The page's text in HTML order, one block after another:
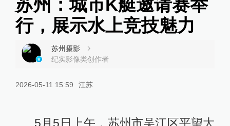
苏州：城市K艇邀请赛举
行，展示水上竞技魅力
苏州摄影
纪实影像类创作者
2026-05-11 15:59 江苏
5月5日上午，苏州市吴江区平望大